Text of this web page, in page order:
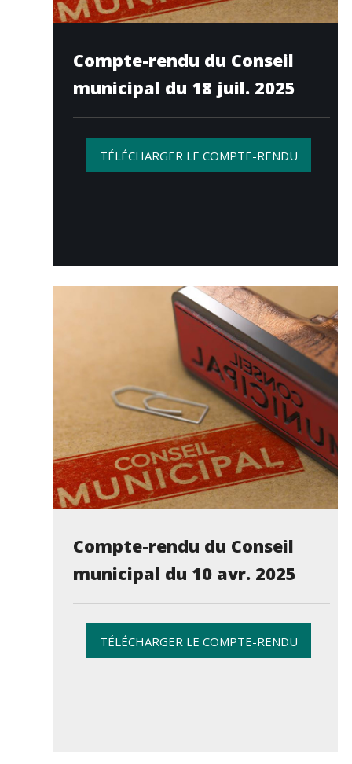
Compte-rendu du Conseil
municipal du 18 juil. 2025
TÉLÉCHARGER LE COMPTE-RENDU
Compte-rendu du Conseil
municipal du 10 avr. 2025
TÉLÉCHARGER LE COMPTE-RENDU